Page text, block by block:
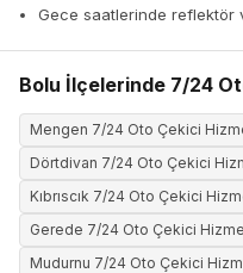
Gece saatlerinde reflektör
Bolu İlçelerinde 7/24
Mengen 7/24 Oto Çekici
Dörtdivan 7/24 Oto Çekici
Kıbrıscık 7/24 Oto Çekici
Gerede 7/24 Oto Çekici
Mudurnu 7/24 Oto Çekici